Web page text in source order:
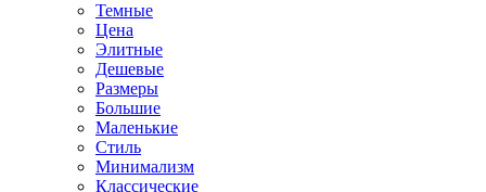
Темные
Цена
Элитные
Дешевые
Размеры
Большие
Маленькие
Стиль
Минимализм
Классические